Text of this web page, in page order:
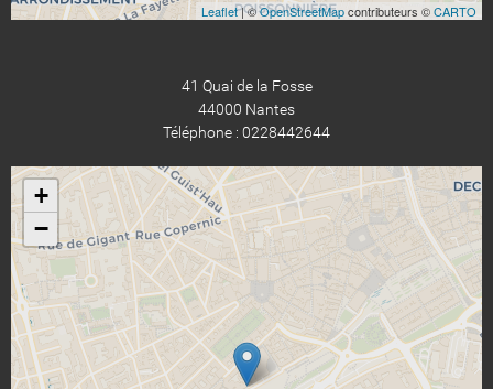
Leaflet| ©OpenStreetMapcontributeurs ©CARTO
41 Quai de la Fosse
44000 Nantes
Téléphone : 0228442644
+
−